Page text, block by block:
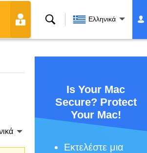
Αναζήτηση Ελληνικά
Is Your Mac
Secure? Protect
Your Mac!
Εκτελέστε μια